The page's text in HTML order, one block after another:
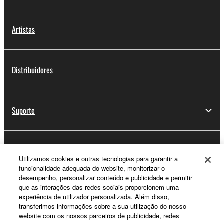
Artistas
Distribuidores
Suporte
Sobre a Yamaha
Utilizamos cookies e outras tecnologias para garantir a
funcionalidade adequada do website, monitorizar o
desempenho, personalizar conteúdo e publicidade e permitir
que as interações das redes sociais proporcionem uma
experiência de utilizador personalizada. Além disso,
transferimos informações sobre a sua utilização do nosso
website com os nossos parceiros de publicidade, redes